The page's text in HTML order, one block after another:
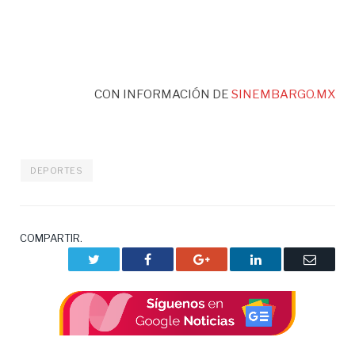
CON INFORMACIÓN DE SINEMBARGO.MX
DEPORTES
COMPARTIR.
Facebook Google+ LinkedIn
Correo